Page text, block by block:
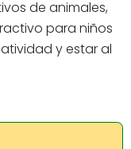
de animales,
para niños
y estar al